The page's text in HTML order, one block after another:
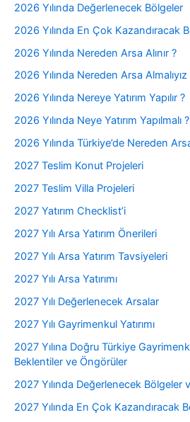
2026 Yılında Değerlenecek Bölgeler
2026 Yılında En Çok Kazandıracak
2026 Yılında Nereden Arsa Alınır ?
2026 Yılında Nereden Arsa Almalıyız
2026 Yılında Nereye Yatırım Yapılır ?
2026 Yılında Neye Yatırım Yapılmalı ?
2026 Yılında Türkiye’de Nereden
2027 Teslim Konut Projeleri
2027 Teslim Villa Projeleri
2027 Yatırım Checklist’i
2027 Yılı Arsa Yatırım Önerileri
2027 Yılı Arsa Yatırım Tavsiyeleri
2027 Yılı Arsa Yatırımı
2027 Yılı Değerlenecek Arsalar
2027 Yılı Gayrimenkul Yatırımı
2027 Yılına Doğru Türkiye
Beklentiler ve Öngörüler
2027 Yılında Değerlenecek Bölgeler
2027 Yılında En Çok Kazandıracak